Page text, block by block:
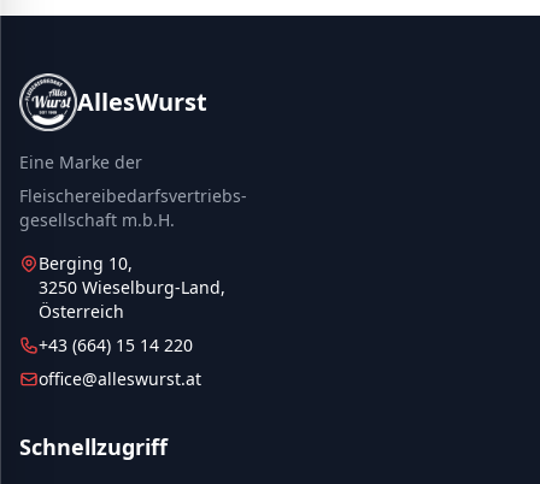
AllesWurst
Eine Marke der
Fleischereibedarfsvertriebs-
gesellschaft m.b.H.
Berging 10,
3250 Wieselburg-Land,
Österreich
+43 (664) 15 14 220
office@alleswurst.at
Schnellzugriff